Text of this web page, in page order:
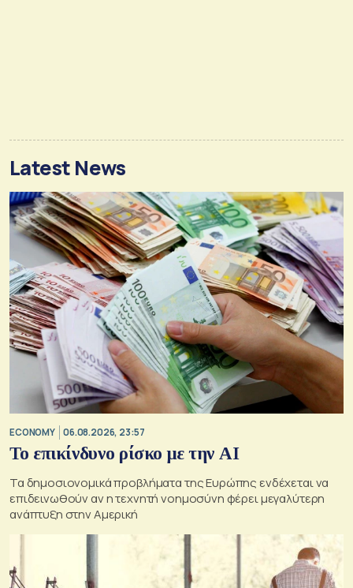
Latest News
ECONOMY 06.08.2026, 23:57
Το επικίνδυνο ρίσκο με την ΑΙ
Τα δημοσιονομικά προβλήματα της Ευρώπης ενδέχεται να
επιδεινωθούν αν η τεχνητή νοημοσύνη φέρει μεγαλύτερη
ανάπτυξη στην Αμερική